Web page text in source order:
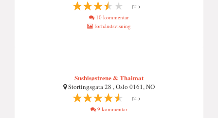
(21)
10 kommentar
forhåndsvisning
Sushisøstrene & Thaimat
Stortingsgata 28 , Oslo 0161, NO
(21)
9 kommentar